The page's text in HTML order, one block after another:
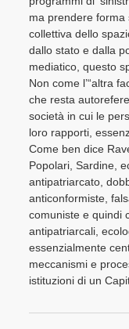
ma prendere forma
collettiva dello
dallo stato e dalla
mediatico, questo
Non come l’“altra
che resta
società in cui le
loro rapporti,
Come ben dice
Popolari, Sardine,
antipatriarcato,
anticonformiste,
comuniste e quindi
antipatriarcali,
essenzialmente
meccanismi e
istituzioni di un